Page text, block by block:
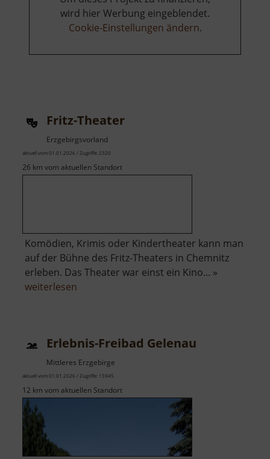
wird hier Werbung eingeblendet.
Cookie-Einstellungen ändern.
Fritz-Theater
Erzgebirgsvorland
aktuell vom 01.01.2026 / Zugriffe: 2320
26 km vom aktuellen Standort
Komödien, Krimis oder Kindertheater kann man
auf der Bühne des Fritz-Theaters in Chemnitz
erleben. Das Theater war einst ein Kino... »
weiterlesen
Erlebnis-Freibad Gelenau
Mittleres Erzgebirge
aktuell vom 01.01.2026 / Zugriffe: 15945
12 km vom aktuellen Standort